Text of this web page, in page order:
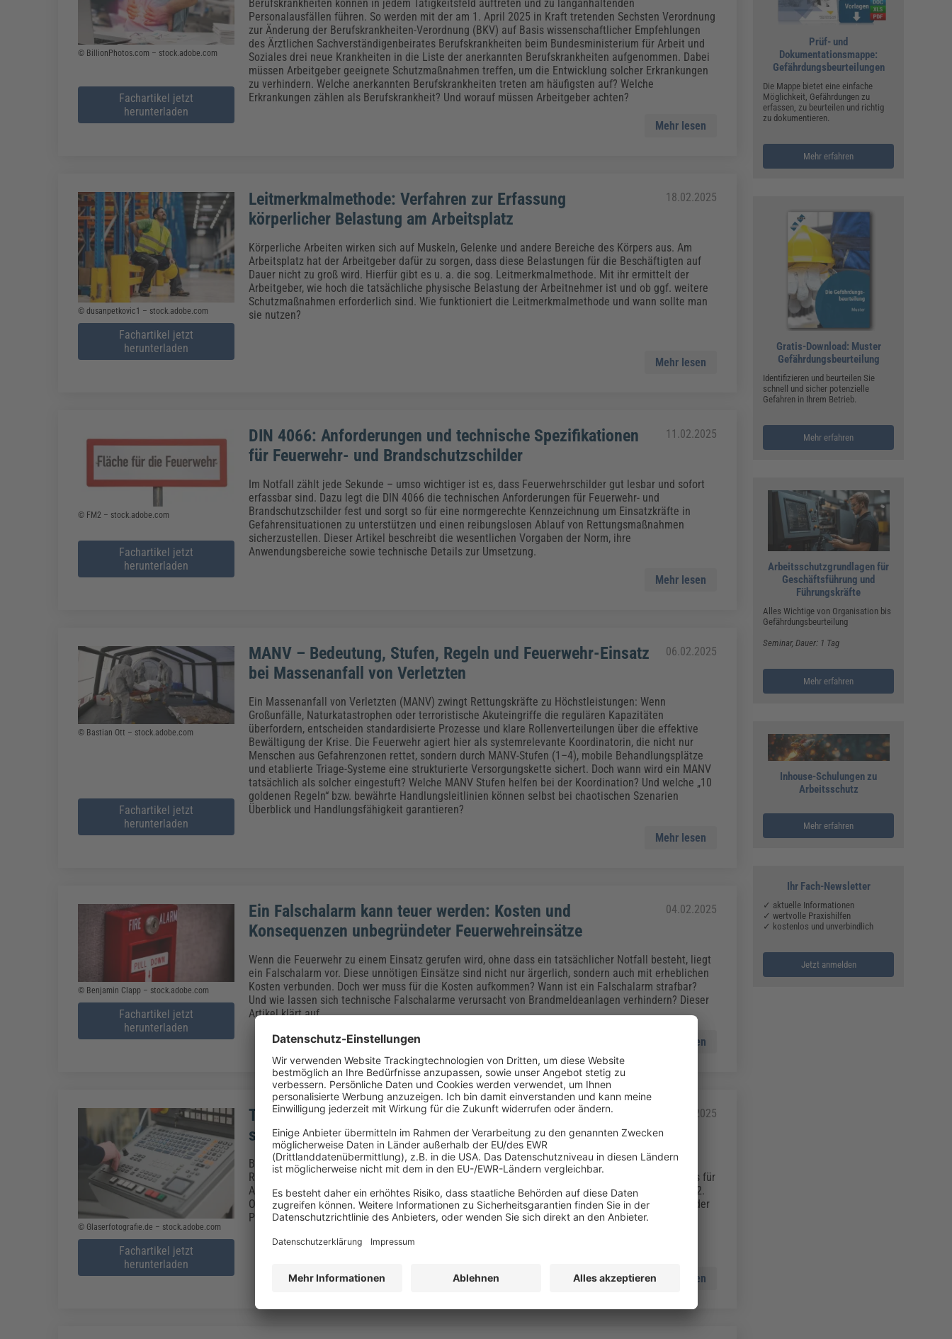
Energie & Umwelt
Führung & Management
Gesundheit & Pflege
Kommunales
Fachpublikationen & Arbeitshilfen
Feuerwehr
Hausmeister & Haustechnik
Recht, Sicherheit & Ordnung
Vergaberecht
Weiterbildungen (AKADEMIE HERKERT)
Bau, Immobilien & Gebäudemanagement Kommunales
Künstliche Intelligenz
Weiterbildungen (AKADEMIE HERKERT)
Personalmanagement
Fachpublikationen & Arbeitshilfen
Weiterbildungen (AKADEMIE HERKERT)
Personal, Ausbildung & Recht
Reisekosten und Finanzen
Weiterbildungen (AKADEMIE HERKERT)
Zoll und Export
© BillionPhotos.com – stock.adobe.com
Fachartikel jetzt
herunterladen
Berufskrankheiten können in jedem Tätigkeitsfeld auftreten und zu langanhaltenden
Personalausfällen führen. So werden mit der am 1. April 2025 in Kraft tretenden Sechsten Verordnung
zur Änderung der Berufskrankheiten-Verordnung (BKV) auf Basis wissenschaftlicher Empfehlungen
des Ärztlichen Sachverständigenbeirates Berufskrankheiten beim Bundesministerium für Arbeit und
Soziales drei neue Krankheiten in die Liste der anerkannten Berufskrankheiten aufgenommen. Dabei
müssen Arbeitgeber geeignete Schutzmaßnahmen treffen, um die Entwicklung solcher Erkrankungen
zu verhindern. Welche anerkannten Berufskrankheiten treten am häufigsten auf? Welche
Erkrankungen zählen als Berufskrankheit? Und worauf müssen Arbeitgeber achten?
Mehr lesen
© dusanpetkovic1 – stock.adobe.com
Fachartikel jetzt
herunterladen
Leitmerkmalmethode: Verfahren zur Erfassung
körperlicher Belastung am Arbeitsplatz
18.02.2025
Körperliche Arbeiten wirken sich auf Muskeln, Gelenke und andere Bereiche des Körpers aus. Am
Arbeitsplatz hat der Arbeitgeber dafür zu sorgen, dass diese Belastungen für die Beschäftigten auf
Dauer nicht zu groß wird. Hierfür gibt es u. a. die sog. Leitmerkmalmethode. Mit ihr ermittelt der
Arbeitgeber, wie hoch die tatsächliche physische Belastung der Arbeitnehmer ist und ob ggf. weitere
Schutzmaßnahmen erforderlich sind. Wie funktioniert die Leitmerkmalmethode und wann sollte man
sie nutzen?
Mehr lesen
© FM2 – stock.adobe.com
Fachartikel jetzt
herunterladen
DIN 4066: Anforderungen und technische Spezifikationen
für Feuerwehr- und Brandschutzschilder
11.02.2025
Im Notfall zählt jede Sekunde – umso wichtiger ist es, dass Feuerwehrschilder gut lesbar und sofort
erfassbar sind. Dazu legt die DIN 4066 die technischen Anforderungen für Feuerwehr- und
Brandschutzschilder fest und sorgt so für eine normgerechte Kennzeichnung um Einsatzkräfte in
Gefahrensituationen zu unterstützen und einen reibungslosen Ablauf von Rettungsmaßnahmen
sicherzustellen. Dieser Artikel beschreibt die wesentlichen Vorgaben der Norm, ihre
Anwendungsbereiche sowie technische Details zur Umsetzung.
Mehr lesen
© Bastian Ott – stock.adobe.com
Fachartikel jetzt
herunterladen
MANV – Bedeutung, Stufen, Regeln und Feuerwehr-Einsatz
bei Massenanfall von Verletzten
06.02.2025
Ein Massenanfall von Verletzten (MANV) zwingt Rettungskräfte zu Höchstleistungen: Wenn
Großunfälle, Naturkatastrophen oder terroristische Akuteingriffe die regulären Kapazitäten
überfordern, entscheiden standardisierte Prozesse und klare Rollenverteilungen über die effektive
Bewältigung der Krise. Die Feuerwehr agiert hier als systemrelevante Koordinatorin, die nicht nur
Menschen aus Gefahrenzonen rettet, sondern durch MANV-Stufen (1–4), mobile Behandlungsplätze
und etablierte Triage-Systeme eine strukturierte Versorgungskette sichert. Doch wann wird ein MANV
tatsächlich als solcher eingestuft? Welche MANV Stufen helfen bei der Koordination? Und welche „10
goldenen Regeln“ bzw. bewährte Handlungsleitlinien können selbst bei chaotischen Szenarien
Überblick und Handlungsfähigkeit garantieren?
Mehr lesen
© Benjamin Clapp – stock.adobe.com
Fachartikel jetzt
herunterladen
Ein Falschalarm kann teuer werden: Kosten und
Konsequenzen unbegründeter Feuerwehreinsätze
04.02.2025
Wenn die Feuerwehr zu einem Einsatz gerufen wird, ohne dass ein tatsächlicher Notfall besteht, liegt
ein Falschalarm vor. Diese unnötigen Einsätze sind nicht nur ärgerlich, sondern auch mit erheblichen
Kosten verbunden. Doch wer muss für die Kosten aufkommen? Wann ist ein Falschalarm strafbar?
Und wie lassen sich technische Falschalarme verursacht von Brandmeldeanlagen verhindern? Dieser
Artikel klärt auf.
Mehr lesen
© Glaserfotografie.de – stock.adobe.com
Fachartikel jetzt
herunterladen
TRBS 1115: Änderungen und aktuelle Anforderungen an
sicherheitsrelevante MSR-Einrichtungen
31.01.2025
Bei der Beschaffung von Arbeitsmitteln spielen deren sicherheitsrelevante Mess-, Steuer- und
Regeleinrichtungen (MSR-Einrichtungen) eine wesentliche Rolle. Das erkannte auch der Ausschuss für
Arbeitssicherheit und konzipierte eine eigene Technische Regel – die TRBS 1115, die zuletzt zum 2.
Oktober 2024 geändert und um Aufzugsanlagen erweitert wurde. Worauf müssen Arbeitgeber bei der
Planung, Umsetzung und Instandhaltung von sicherheitsrelevanten MSR-Einrichtungen achten?
Mehr lesen
Prüf- und
Dokumentationsmappe:
Gefährdungsbeurteilungen
Die Mappe bietet eine einfache
Möglichkeit, Gefährdungen zu
erfassen, zu beurteilen und richtig
zu dokumentieren.
Mehr erfahren
Gratis-Download: Muster
Gefährdungsbeurteilung
Identifizieren und beurteilen Sie
schnell und sicher potenzielle
Gefahren in Ihrem Betrieb.
Mehr erfahren
Arbeitsschutzgrundlagen für
Geschäftsführung und
Führungskräfte
Alles Wichtige von Organisation bis
Gefährdungsbeurteilung
Seminar, Dauer: 1 Tag
Mehr erfahren
Inhouse-Schulungen zu
Arbeitsschutz
Mehr erfahren
Ihr Fach-Newsletter
✓ aktuelle Informationen
✓ wertvolle Praxishilfen
✓ kostenlos und unverbindlich
Jetzt anmelden